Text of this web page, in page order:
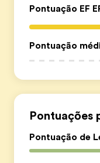
Sobre nós
Carreiras
Junte-se a nós
Pontuação EF
Pontuação
Pontuações
Pontuação de